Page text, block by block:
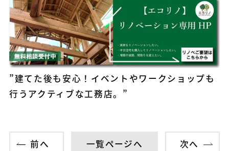
”建てた後も安心！イベントやワークショップも
行うアクティブな工務店。”
前へ 一覧ページへ 次へ